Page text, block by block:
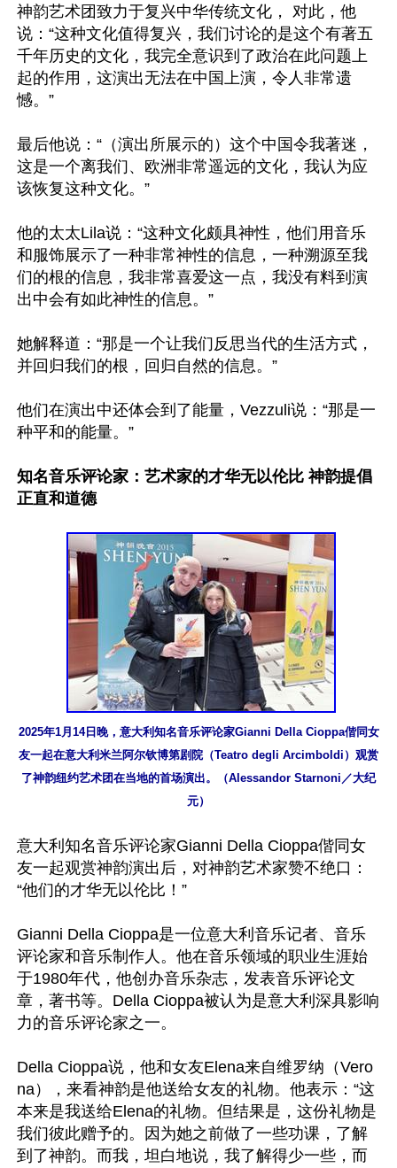
神韵艺术团致力于复兴中华传统文化， 对此，他
说：“这种文化值得复兴，我们讨论的是这个有著五
千年历史的文化，我完全意识到了政治在此问题上
起的作用，这演出无法在中国上演，令人非常遗
憾。”
最后他说：“（演出所展示的）这个中国令我著迷，
这是一个离我们、欧洲非常遥远的文化，我认为应
该恢复这种文化。”
他的太太Lila说：“这种文化颇具神性，他们用音乐
和服饰展示了一种非常神性的信息，一种溯源至我
们的根的信息，我非常喜爱这一点，我没有料到演
出中会有如此神性的信息。”
她解释道：“那是一个让我们反思当代的生活方式，
并回归我们的根，回归自然的信息。”
他们在演出中还体会到了能量，Vezzuli说：“那是一
种平和的能量。”
知名音乐评论家：艺术家的才华无以伦比 神韵提倡
正直和道德
2025年1月14日晚，意大利知名音乐评论家Gianni Della Cioppa偕同女
友一起在意大利米兰阿尔钦博第剧院（Teatro degli Arcimboldi）观赏
了神韵纽约艺术团在当地的首场演出。（Alessandor Starnoni／大纪
元）
意大利知名音乐评论家Gianni Della Cioppa偕同女
友一起观赏神韵演出后，对神韵艺术家赞不绝口：
“他们的才华无以伦比！”
Gianni Della Cioppa是一位意大利音乐记者、音乐
评论家和音乐制作人。他在音乐领域的职业生涯始
于1980年代，他创办音乐杂志，发表音乐评论文
章，著书等。Della Cioppa被认为是意大利深具影响
力的音乐评论家之一。
Della Cioppa说，他和女友Elena来自维罗纳（Vero
na），来看神韵是他送给女友的礼物。他表示：“这
本来是我送给Elena的礼物。但结果是，这份礼物是
我们彼此赠予的。因为她之前做了一些功课，了解
到了神韵。而我，坦白地说，我了解得少一些，而